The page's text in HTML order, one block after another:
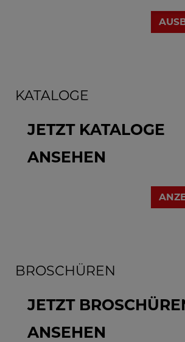
KATALOGE
JETZT KATALOGE
ANSEHEN
BROSCHÜREN
JETZT
ANSEHEN